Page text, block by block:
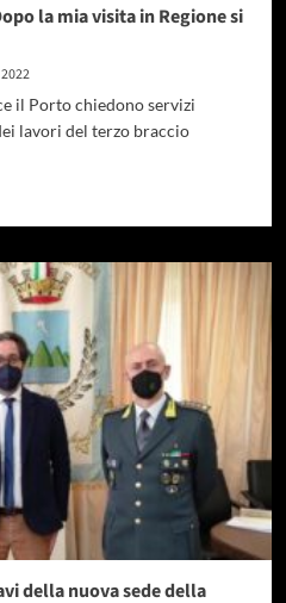
la mia visita in Regione si
il Porto chiedono servizi
lavori del terzo braccio
della nuova sede della